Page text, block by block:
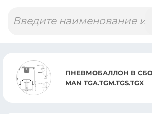
товаров
ПНЕВМОБАЛЛОН В
MAN TGA.TGM.TGS.TGX